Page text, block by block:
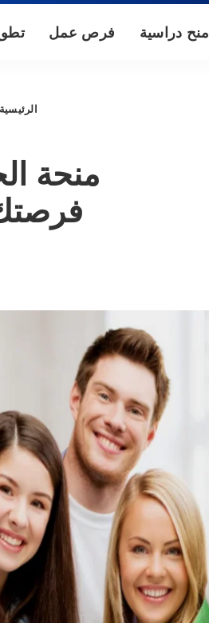
منح دراسية فرص عمل
الرئيسية